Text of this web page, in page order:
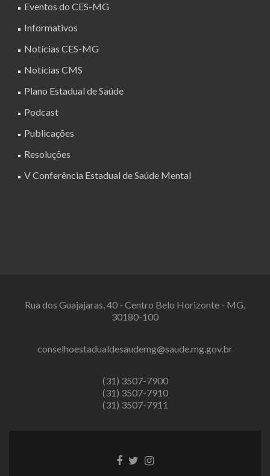
Eventos do CES-MG
Informativos
Notícias CES-MG
Notícias CMS
Plano Estadual de Saúde
Podcast
Publicações
Resoluções
V Conferência Estadual de Saúde Mental
Rua dos Guajajaras, 40 - Centro Belo Horizonte - MG,
30180-100
conselhoestadualdesaudemg@saude.mg.gov.br
(31) 3507-7900
(31) 3507-7910
(31) 3507-7911
LinkLinkLink